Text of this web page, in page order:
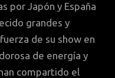
por Japón y España
grandes y
de su show en
de energía y
compartido el